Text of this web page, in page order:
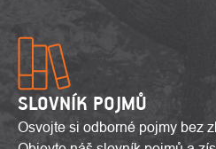
SLOVNÍK POJMŮ
Osvojte si odborné pojmy bez